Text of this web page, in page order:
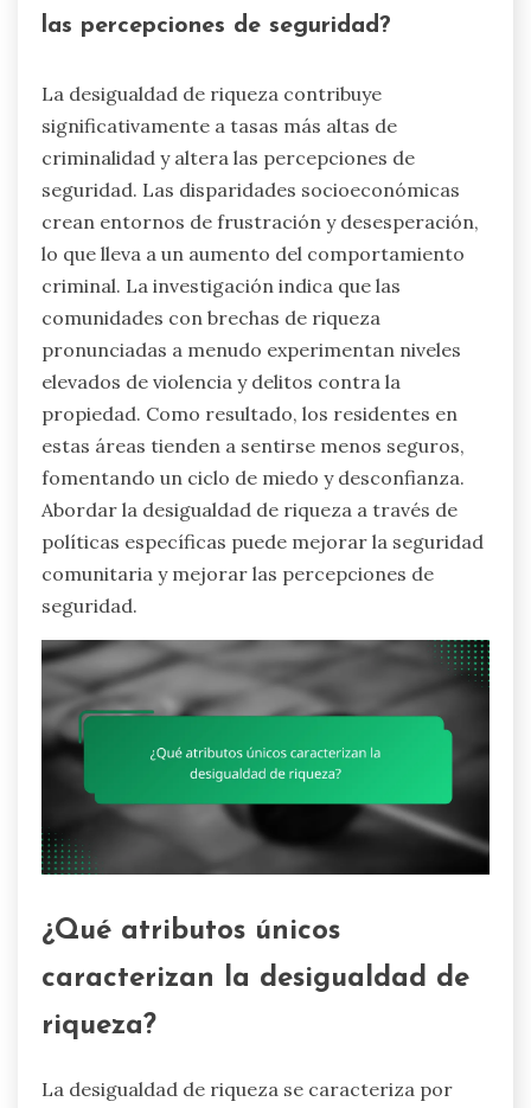
las percepciones de seguridad?
La desigualdad de riqueza contribuye
significativamente a tasas más altas de
criminalidad y altera las percepciones de
seguridad. Las disparidades socioeconómicas
crean entornos de frustración y desesperación,
lo que lleva a un aumento del comportamiento
criminal. La investigación indica que las
comunidades con brechas de riqueza
pronunciadas a menudo experimentan niveles
elevados de violencia y delitos contra la
propiedad. Como resultado, los residentes en
estas áreas tienden a sentirse menos seguros,
fomentando un ciclo de miedo y desconfianza.
Abordar la desigualdad de riqueza a través de
políticas específicas puede mejorar la seguridad
comunitaria y mejorar las percepciones de
seguridad.
¿Qué atributos únicos
caracterizan la desigualdad de
riqueza?
La desigualdad de riqueza se caracteriza por